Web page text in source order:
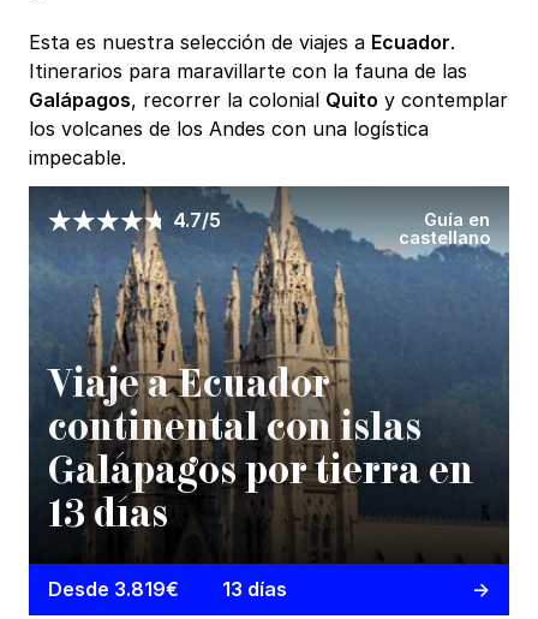
Esta es nuestra selección de viajes a Ecuador.
Itinerarios para maravillarte con la fauna de las
Galápagos, recorrer la colonial Quito y contemplar
los volcanes de los Andes con una logística
impecable.
4.7/5
Guía en
castellano
Viaje a Ecuador
continental con islas
Galápagos por tierra en
13 días
Desde 3.819€ 13 días